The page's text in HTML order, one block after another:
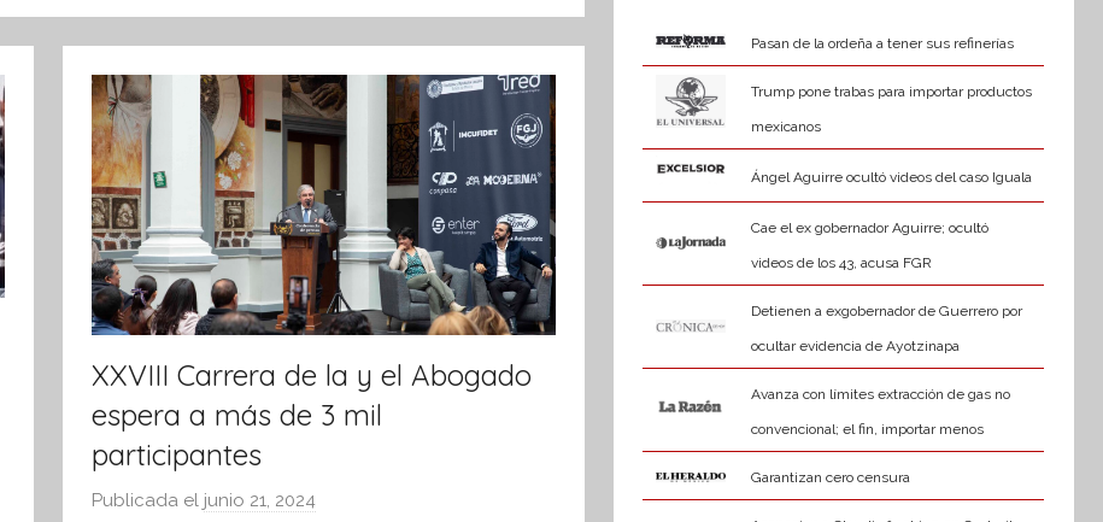
XXVIII Carrera de la y el Abogado
espera a más de 3 mil
participantes
Publicada el junio 21, 2024
Pasan de la ordeña a tener sus refinerías
Trump pone trabas para importar productos
mexicanos
Ángel Aguirre ocultó videos del caso Iguala
Cae el ex gobernador Aguirre; ocultó
videos de los 43, acusa FGR
Detienen a exgobernador de Guerrero por
ocultar evidencia de Ayotzinapa
Avanza con límites extracción de gas no
convencional; el fin, importar menos
Garantizan cero censura